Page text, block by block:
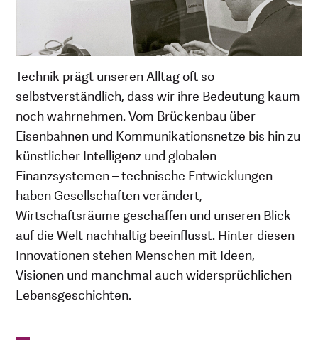
Technik prägt unseren Alltag oft so
selbstverständlich, dass wir ihre Bedeutung kaum
noch wahrnehmen. Vom Brückenbau über
Eisenbahnen und Kommunikationsnetze bis hin zu
künstlicher Intelligenz und globalen
Finanzsystemen – technische Entwicklungen
haben Gesellschaften verändert,
Wirtschaftsräume geschaffen und unseren Blick
auf die Welt nachhaltig beeinflusst. Hinter diesen
Innovationen stehen Menschen mit Ideen,
Visionen und manchmal auch widersprüchlichen
Lebensgeschichten.